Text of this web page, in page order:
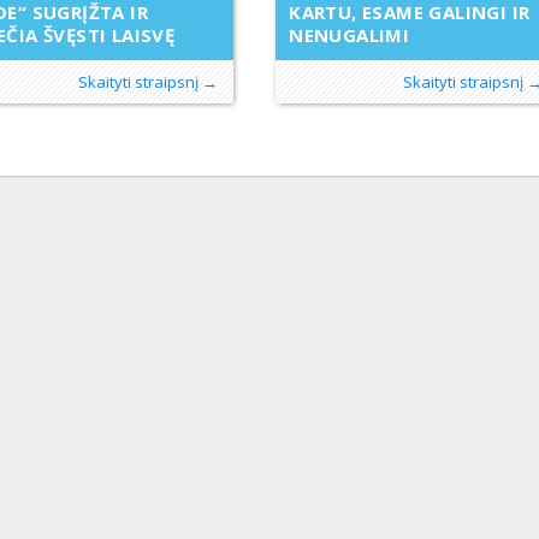
SUGRĮŽTA IR
ŠVĘSTI LAISVĘ
Skaityti straipsnį →
KARTU, ESAME GALINGI IR
NENUGALIMI
Skaityti straipsnį